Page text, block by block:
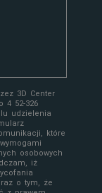
3D Center
4 52-326
udzielenia
które
osobowych
iż
o tym, że